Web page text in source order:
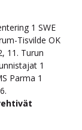
1 SWE
Tisvilde OK
11. Turun
1
Parma 1